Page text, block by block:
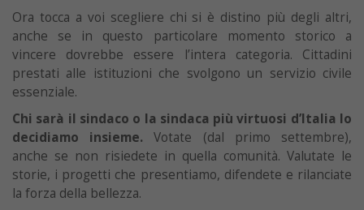
Ora tocca a voi scegliere chi si è distino più degli altri,
anche se in questo particolare momento storico a
vincere dovrebbe essere l’intera categoria. Cittadini
prestati alle istituzioni che svolgono un servizio civile
essenziale.
Chi sarà il sindaco o la sindaca più virtuosi d’Italia lo
decidiamo insieme.Votate (dal primo settembre),
anche se non risiedete in quella comunità. Valutate le
storie, i progetti che presentiamo, difendete e rilanciate
la forza della bellezza.